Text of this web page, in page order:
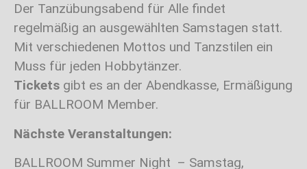
Der Tanzübungsabend für Alle findet
regelmäßig an ausgewählten Samstagen statt.
Mit verschiedenen Mottos und Tanzstilen ein
Muss für jeden Hobbytänzer.
Tickets gibt es an der Abendkasse, Ermäßigung
für BALLROOM Member.
Nächste Veranstaltungen:
BALLROOM Summer Night – Samstag,